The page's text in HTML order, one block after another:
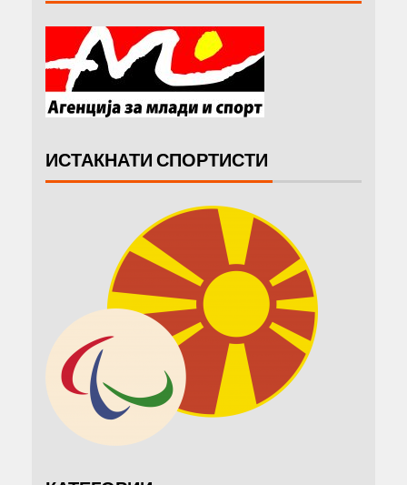
ИСТАКНАТИ СПОРТИСТИ